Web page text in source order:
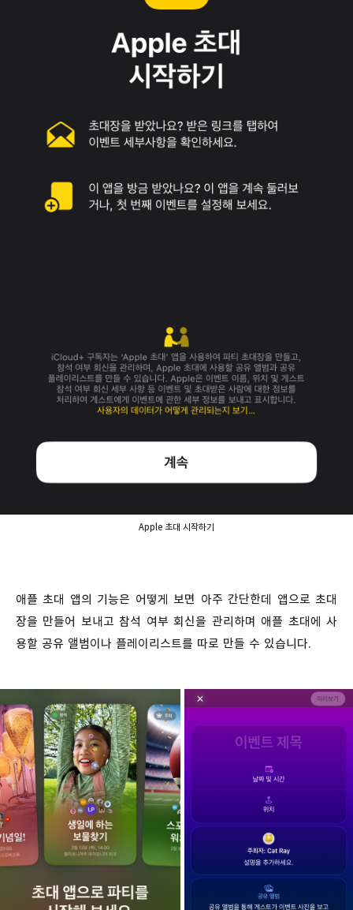
Apple 초대 시작하기
애플 초대 앱의 기능은 어떻게 보면 아주 간단한데 앱으로 초대
장을 만들어 보내고 참석 여부 회신을 관리하며 애플 초대에 사
용할 공유 앨범이나 플레이리스트를 따로 만들 수 있습니다.